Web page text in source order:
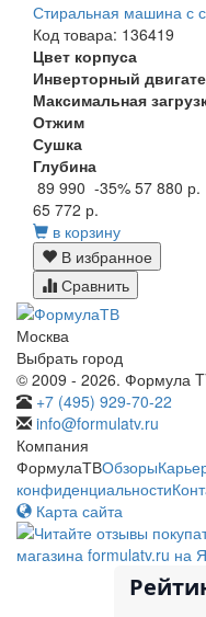
Стиральная машина с
Код товара: 136419
Цвет корпуса
Инверторный
Максимальная
Отжим
Сушка
Глубина
89 990 -35% 57 880 р.
65 772 р.
в корзину
В избранное
Сравнить
Москва
Выбрать город
© 2009 - 2026. Формула
+7 (495) 929-70-22
info@formulatv.ru
Компания
ФормулаТВОбзоры
конфиденциальности
Карта сайта